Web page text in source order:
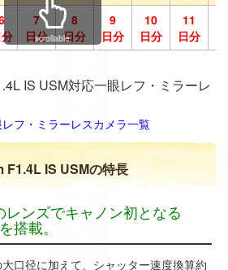
7
日分
8
日分
9
日分
10
日分
11
日分
scrollable
IS USM対応一眼レフ・ミラーレ
フ・ミラーレスカメラ一覧
IS USMの特長
ンズでキャノン初となる
搭載。
口径に加えて、シャッター速度換算約